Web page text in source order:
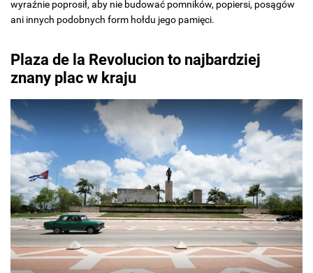
wyraźnie poprosił, aby nie budować pomników, popiersi, posągów
ani innych podobnych form hołdu jego pamięci.
Plaza de la Revolucion to najbardziej
znany plac w kraju